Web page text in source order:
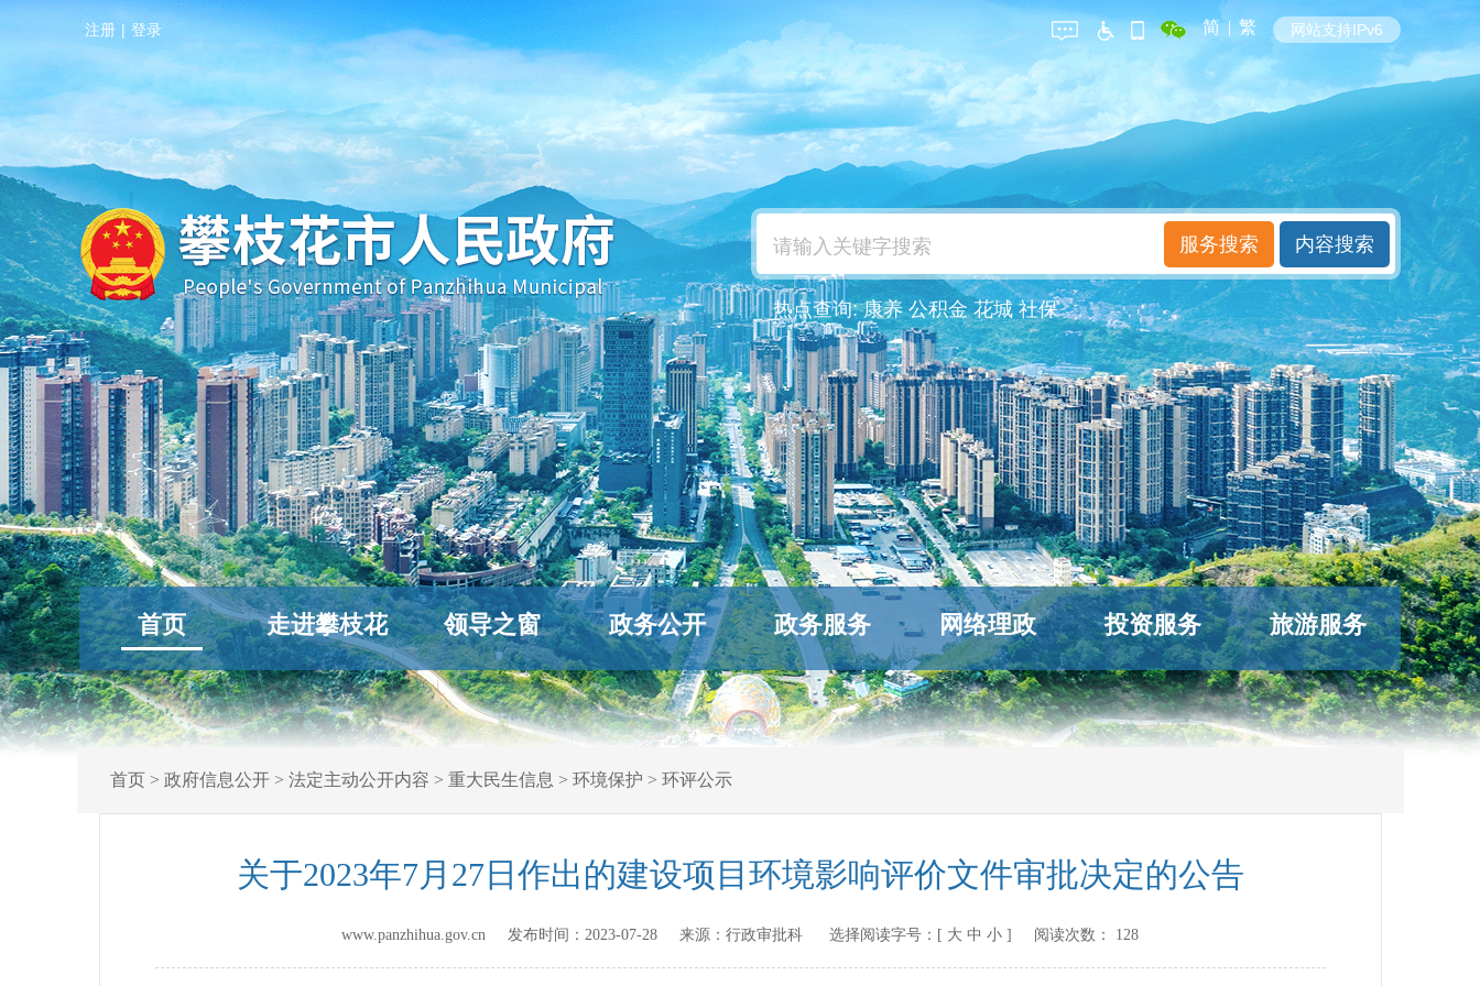
注册 | 登录 简 | 繁 网站支持IPv6
热点查询:康养 公积金 花城 社保
首页 走进攀枝花 领导之窗 政务公开 政务服务 网络理政 投资服务 旅游服务
首页> 政府信息公开> 法定主动公开内容 > 重大民生信息 > 环境保护 > 环评公示
关于2023年7月27日作出的建设项目环境影响评价文件审批决定的公告
www.panzhihua.gov.cn 发布时间： 2023-07-28 来源： 行政审批科 选择阅读字号：[ 大 中 小 ] 阅读次数： 128